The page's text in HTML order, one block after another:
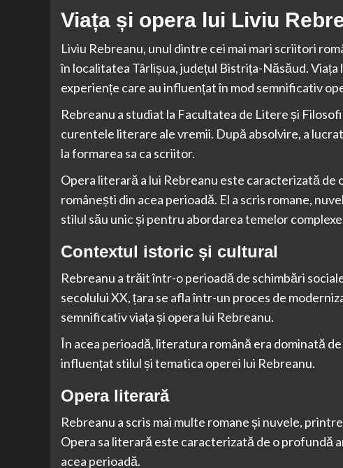
Viața și opera lui Liviu
Liviu Rebreanu, unul dintre cei mai mari scriitori
în localitatea Târlișua, județul Bistrița-Năsăud.
experiențe care au influențat în mod semnificativ
Rebreanu a studiat la Facultatea de Litere și
curentele literare ale vremii. După absolvire, a
la formarea sa ca scriitor.
Opera literară a lui Rebreanu este caracterizată de
românești din acea perioadă. El a scris romane,
stilul său unic și pentru abordarea temelor
Contextul istoric și cultural
Rebreanu a trăit într-o perioadă de schimbări
secolului XX, țara se afla într-un proces de
semnificativ viața și opera lui Rebreanu.
În acea perioadă, literatura română era dominată
influențat stilul și tematica operei lui Rebreanu.
Opera literară
Rebreanu a scris mai multe romane și nuvele, printre
Opera sa literară este caracterizată de o profundă
acea perioadă.